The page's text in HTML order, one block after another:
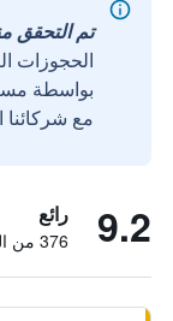
تم التحقق منه
الحجوزات
مع شركائنا
9.2 رائع
376 من التقييمات تم التحقق منها